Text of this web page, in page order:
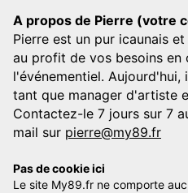
A propos de Pierre (votre
Pierre est un pur icaunais
au profit de vos besoins en
l'événementiel.
tant que manager d'artiste
Contactez-le 7 jours sur 7
mail sur pierre@my89.fr
Pas de cookie ici
Le site My89.fr ne comporte